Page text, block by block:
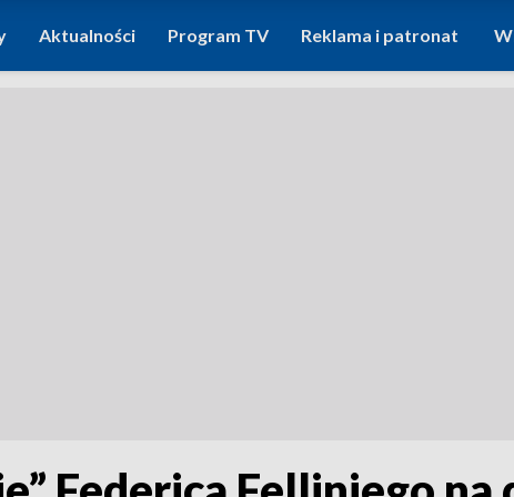
Aktualności Program TV Reklama i patronat